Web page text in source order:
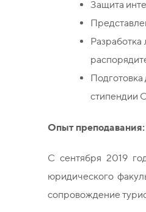
Защита
стипендии
Опыт преподавания:
С сентября 2019
юридического
сопровождение